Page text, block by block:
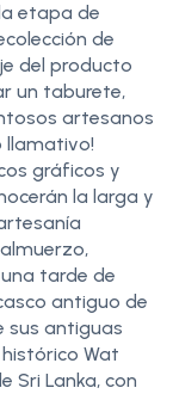
etapa de
de
del producto
un taburete,
artesanos
llamativo!
gráficos y
la larga y
tarde de
antiguo de
sus antiguas
Wat
Sri Lanka, con